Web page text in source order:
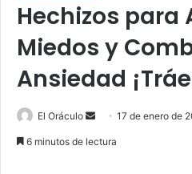
Hechizos para
Miedos y
Ansiedad
El Oráculo
Send17 de enero de
6 minutos de lectura